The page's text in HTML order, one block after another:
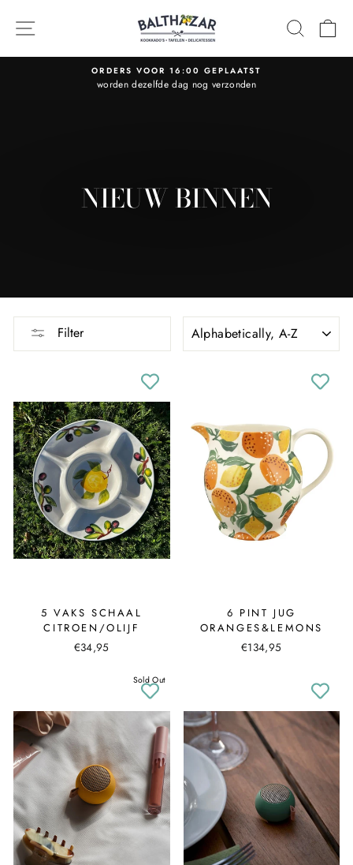
SITE NAVIGATION
Pause
ORDERS VOOR 16:00 GEPLAATST
worden dezelfde dag nog verzonden
NIEUW BINNEN
Filter
5 VAKS SCHAAL
CITROEN/OLIJF
€34,95
6 PINT JUG
ORANGES&LEMONS
€134,95
Sold Out